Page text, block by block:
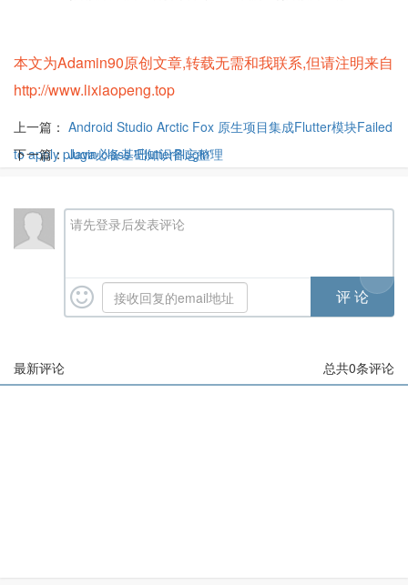
本文为Adamin90原创文章,转载无需和我联系,但请注明来自
http://www.lixiaopeng.top
上一篇： Android Studio Arctic Fox 原生项目集成Flutter模块Failed
to apply plugin class 'FlutterPlugin'
下一篇：Java必备基础知识备忘整理
请先登录后发表评论
最新评论 总共0条评论